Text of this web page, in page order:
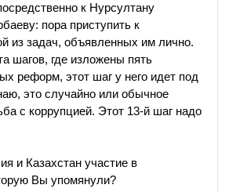
к Нурсултану
пора приступить к
из задач, объявленных им лично.
шагов, где изложены пять
реформ, этот шаг у него идет под
это случайно или обычное
с коррупцией. Этот 13-й шаг надо
и Казахстан участие в
Вы упомянули?